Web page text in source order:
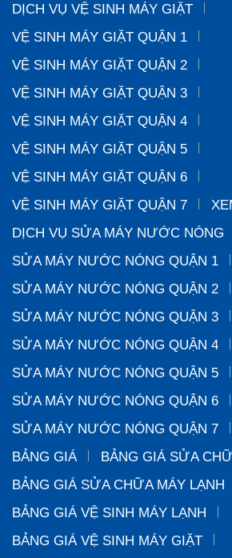
DỊCH VỤ VỆ SINH MÁY GIẶT
VỆ SINH MÁY GIẶT QUẬN 1
VỆ SINH MÁY GIẶT QUẬN 2
VỆ SINH MÁY GIẶT QUẬN 3
VỆ SINH MÁY GIẶT QUẬN 4
VỆ SINH MÁY GIẶT QUẬN 5
VỆ SINH MÁY GIẶT QUẬN 6
VỆ SINH MÁY GIẶT QUẬN 7
DỊCH VỤ SỬA MÁY NƯỚC NÓNG
SỬA MÁY NƯỚC NÓNG QUẬN 1
SỬA MÁY NƯỚC NÓNG QUẬN 2
SỬA MÁY NƯỚC NÓNG QUẬN 3
SỬA MÁY NƯỚC NÓNG QUẬN 4
SỬA MÁY NƯỚC NÓNG QUẬN 5
SỬA MÁY NƯỚC NÓNG QUẬN 6
SỬA MÁY NƯỚC NÓNG QUẬN 7
BẢNG GIÁ
BẢNG GIÁ SỬA
BẢNG GIÁ SỬA CHỮA MÁY LẠNH
BẢNG GIÁ VỆ SINH MÁY LẠNH
BẢNG GIÁ VỆ SINH MÁY GIẶT